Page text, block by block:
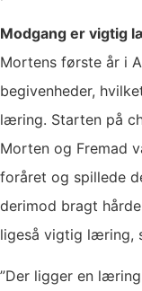
Modgang er vigtig
Mortens første år i
begivenheder,
læring. Starten på
Morten og Fremad
foråret og spillede
derimod bragt
ligeså vigtig læring,
”Der ligger en